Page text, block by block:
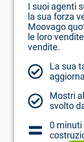
I suoi agenti
la sua forza
Moovago
le loro
vendite.
La sua
Mostri
svolto
0 minuti